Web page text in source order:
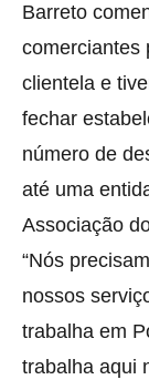
Barreto
comerciantes
clientela e
fechar
número de
até uma
Associação
“Nós
nossos
trabalha em
trabalha aqui